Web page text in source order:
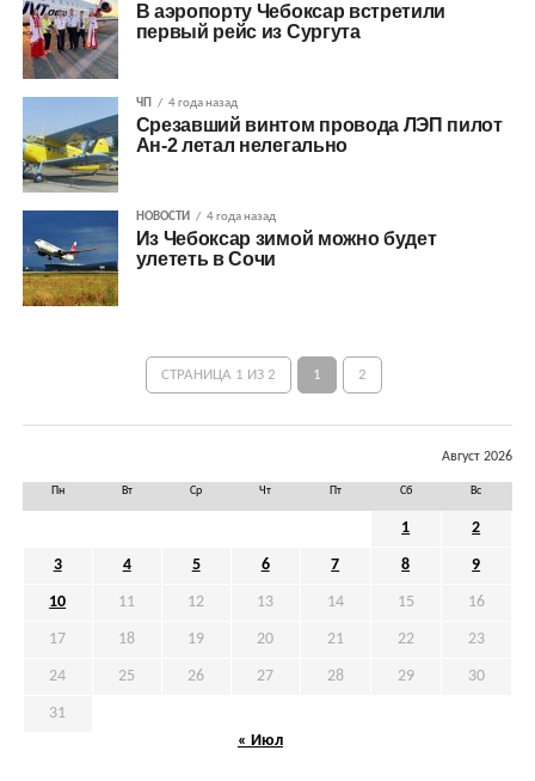
В аэропорту Чебоксар встретили
первый рейс из Сургута
ЧП 4 года назад
Срезавший винтом провода ЛЭП пилот
Ан-2 летал нелегально
НОВОСТИ 4 года назад
Из Чебоксар зимой можно будет
улететь в Сочи
СТРАНИЦА 1 ИЗ 2 1 2
Август 2026
Пн Вт Ср Чт Пт Сб Вс
1 2
3 4 5 6 7 8 9
10 11 12 13 14 15 16
17 18 19 20 21 22 23
24 25 26 27 28 29 30
31
« Июл